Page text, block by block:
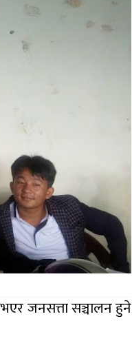
जनसत्ता सञ्चालन हुने